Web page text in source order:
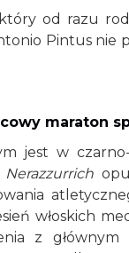
od razu
Pintus nie
maraton
jest w
Nerazzurrich
włoskich
z głównym